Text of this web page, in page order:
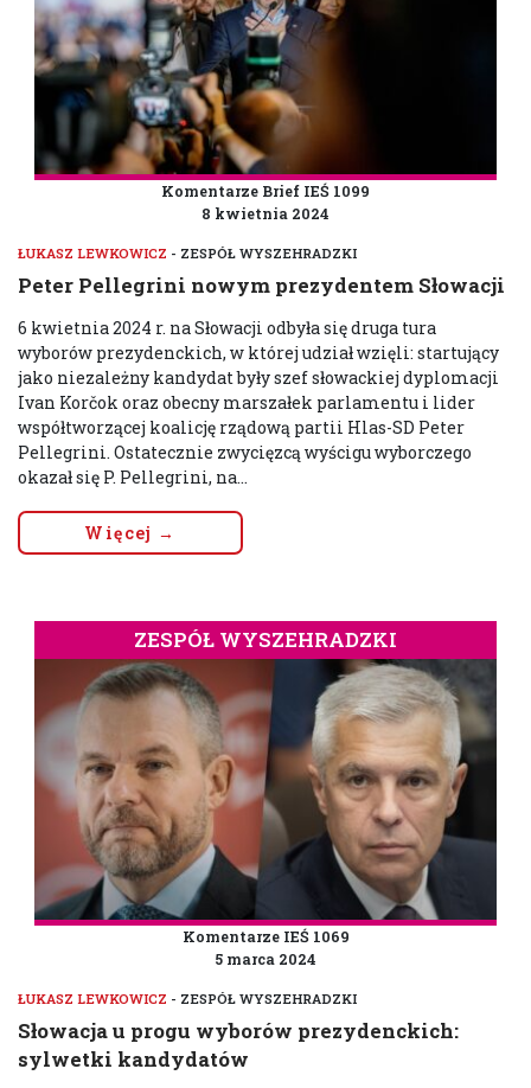
Komentarze Brief IEŚ 1099
8 kwietnia 2024
ŁUKASZ LEWKOWICZ - ZESPÓŁ WYSZEHRADZKI
Peter Pellegrini nowym prezydentem Słowacji
6 kwietnia 2024 r. na Słowacji odbyła się druga tura
wyborów prezydenckich, w której udział wzięli: startujący
jako niezależny kandydat były szef słowackiej dyplomacji
Ivan Korčok oraz obecny marszałek parlamentu i lider
współtworzącej koalicję rządową partii Hlas-SD Peter
Pellegrini. Ostatecznie zwycięzcą wyścigu wyborczego
okazał się P. Pellegrini, na...
Więcej →
ZESPÓŁ WYSZEHRADZKI
Komentarze IEŚ 1069
5 marca 2024
ŁUKASZ LEWKOWICZ - ZESPÓŁ WYSZEHRADZKI
Słowacja u progu wyborów prezydenckich:
sylwetki kandydatów